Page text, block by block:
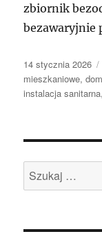
zbiornik
bezawaryjnie
Data
publikacji
14 stycznia 2026
mieszkaniowe,
instalacja sanitarna
Szukaj: